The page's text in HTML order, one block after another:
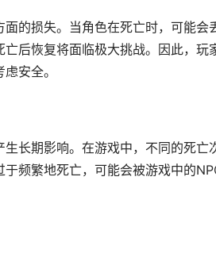
的损失。当角色在死亡时，可能会
后恢复将面临极大挑战。因此，玩
安全。
长期影响。在游戏中，不同的死亡
频繁地死亡，可能会被游戏中的